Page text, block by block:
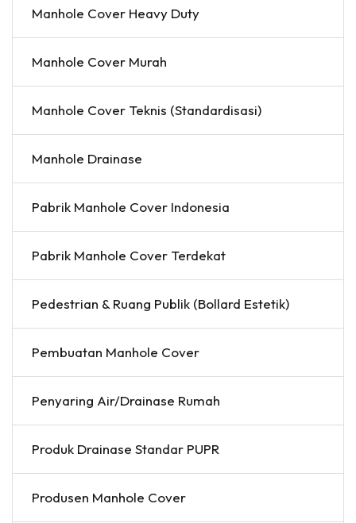
Manhole Cover Heavy Duty
Manhole Cover Murah
Manhole Cover Teknis (Standardisasi)
Manhole Drainase
Pabrik Manhole Cover Indonesia
Pabrik Manhole Cover Terdekat
Pedestrian & Ruang Publik (Bollard Estetik)
Pembuatan Manhole Cover
Penyaring Air/Drainase Rumah
Produk Drainase Standar PUPR
Produsen Manhole Cover